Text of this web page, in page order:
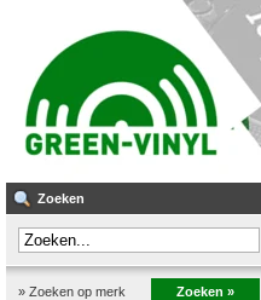
Zoeken
» Zoeken op merk Zoeken »